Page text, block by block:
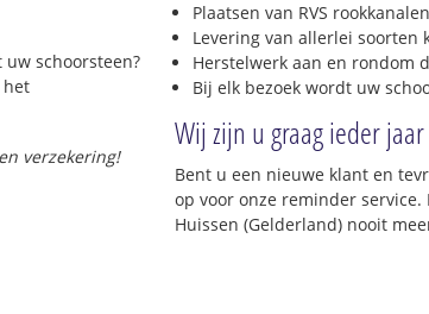
schoorsteen?
het
verzekering!
Plaatsen van RVS
Levering van allerlei soorten
Herstelwerk aan en rondom
Bij elk bezoek wordt uw
Wij zijn u graag ieder
Bent u een nieuwe klant en
op voor onze reminder
Huissen (Gelderland) nooit